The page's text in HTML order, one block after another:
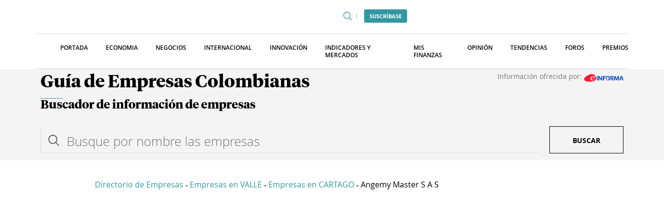
SUSCRÍBASE
PORTADA ECONOMIA NEGOCIOS INTERNACIONAL INNOVACIÓN
INDICADORES Y
MERCADOS
MIS
FINANZAS
OPINIÓN TENDENCIAS FOROS PREMIOS
Guía de Empresas Colombianas Información ofrecida por:
Buscador de información de empresas
BUSCAR
Directorio de Empresas - Empresas en VALLE - Empresas en CARTAGO - Angemy Master S A S